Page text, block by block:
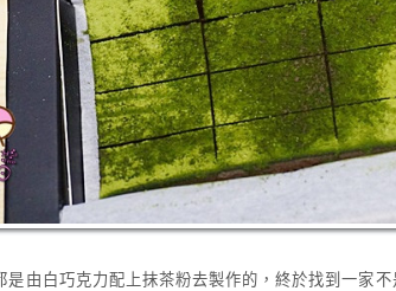
是由白巧克力配上抹茶粉去製作的，終於找到一家